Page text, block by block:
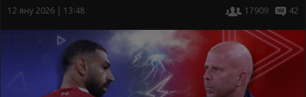
12 яну 2026 | 13:48 17909 42